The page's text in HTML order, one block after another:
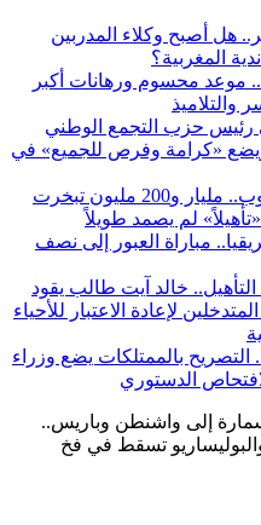
هل أصبح وكلاء المدربين
المغربية؟
الدخول المدرسي 2026-2027.. موعد محسوم ورهانات أكبر
والتلاميذ
حزب التجمع الوطني
ويضع «كرامة وفرص للجميع» في
غابة عين الشقف بمولاي يعقوب.. مليار و200 مليون تبخرت
لم يصمد طويلاً
مباراة العبور إلى نصف
خالد آيت طالب يقود
لإعادة الاعتبار للأحياء
بالممتلكات يضع وزراء
الدستوري
إلى واشنطن وباريس..
تسقط في فخ